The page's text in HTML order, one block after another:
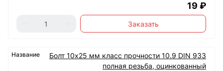
19 ₽
Заказать
Болт 10х25 мм класс прочности 10.9 DIN 933
полная резьба, оцинкованный